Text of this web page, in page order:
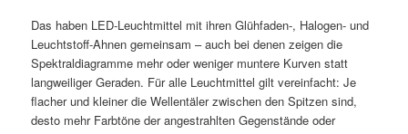
Das haben LED-Leuchtmittel mit ihren Glühfaden-, Halogen- und
Leuchtstoff-Ahnen gemeinsam – auch bei denen zeigen die
Spektraldiagramme mehr oder weniger muntere Kurven statt
langweiliger Geraden. Für alle Leuchtmittel gilt vereinfacht: Je
flacher und kleiner die Wellentäler zwischen den Spitzen sind,
desto mehr Farbtöne der angestrahlten Gegenstände oder